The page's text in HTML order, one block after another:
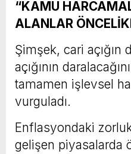
“KAMU
ALANLAR
Şimşek, cari açığın
açığının
tamamen işlevsel
vurguladı.
Enflasyondaki
gelişen piyasalarda